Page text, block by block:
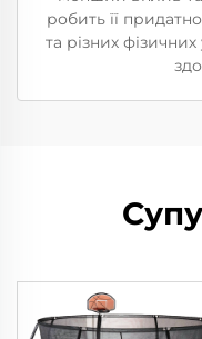
робить її
та різних